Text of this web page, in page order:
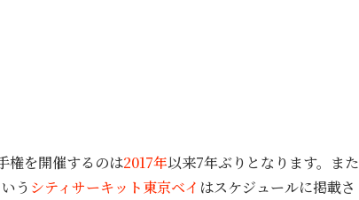
権を開催するのは2017年以来7年ぶりとなります。また
う シティサーキット東京ベイ はスケジュールに掲載さ